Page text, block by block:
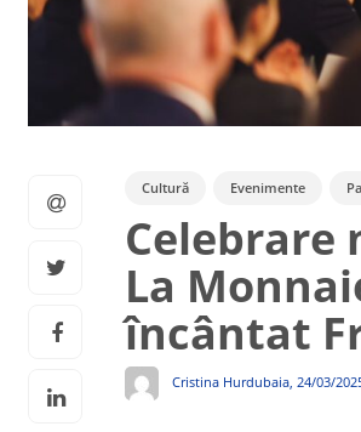
Cultură Evenimente
Celebrare
La
încântat
Cristina Hurdubaia, 24/03/